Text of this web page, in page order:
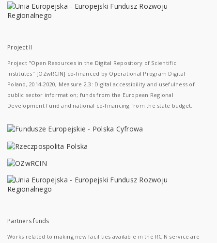
Project II
Project "Open Resources in the Digital Repository of Scientific
Institutes" [OZwRCIN] co-financed by Operational Program Digital
Poland, 2014-2020, Measure 2.3: Digital accessibility and usefulness of
public sector information; funds from the European Regional
Development Fund and national co-financing from the state budget.
Partners funds
Works related to making new facilities available in the RCIN service are